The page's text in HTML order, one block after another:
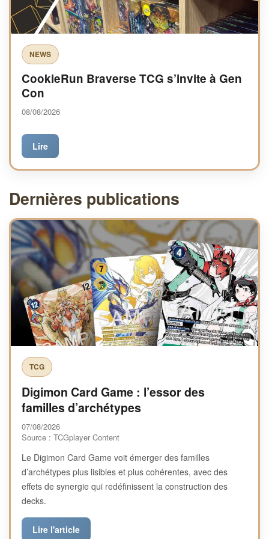
NEWS
CookieRun Braverse TCG s’invite à Gen
Con
08/08/2026
Lire
Dernières publications
TCG
Digimon Card Game : l’essor des
familles d’archétypes
07/08/2026
Source : TCGplayer Content
Le Digimon Card Game voit émerger des familles
d’archétypes plus lisibles et plus cohérentes, avec des
effets de synergie qui redéfinissent la construction des
decks.
Lire l'article